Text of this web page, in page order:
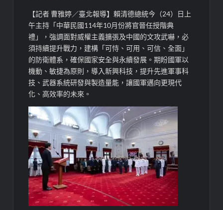
【記者 曹雅婷／臺北報導】賴清德總統今（24）日上
午主持「中華民國114年10月份將官晉任授階典
禮」，強調面對威權主義擴張及中國的文攻武嚇，必
須持續提升戰力，建構「可恃、可用、可信、全面」
的防衛體系，確保國家安全與永續發展。期盼國軍以
機動、敏捷為原則，導入新興科技，提升先進軍事科
技、武器系統研發與製造量能，讓國軍邁向更現代
化、高效率的未來。